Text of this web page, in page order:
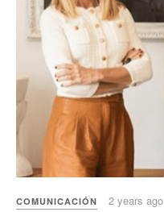
COMUNICACIÓN 2 years ago